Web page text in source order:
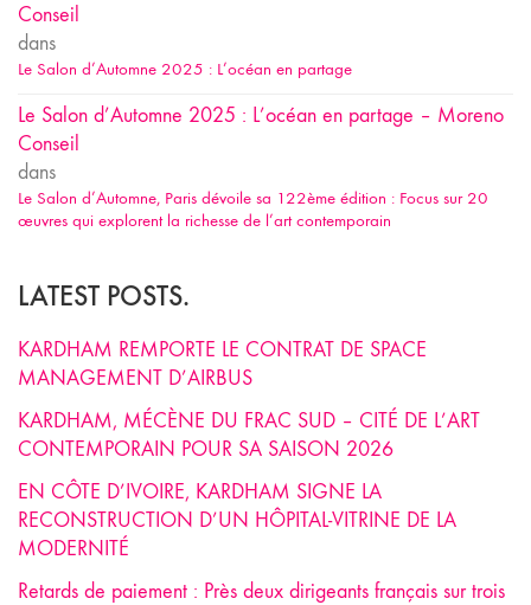
Conseil
dans
Le Salon d’Automne 2025 : L’océan en partage
Le Salon d’Automne 2025 : L’océan en partage – Moreno
Conseil
dans
Le Salon d’Automne, Paris dévoile sa 122ème édition : Focus sur 20
œuvres qui explorent la richesse de l’art contemporain
LATEST POSTS.
KARDHAM REMPORTE LE CONTRAT DE SPACE
MANAGEMENT D’AIRBUS
KARDHAM, MÉCÈNE DU FRAC SUD – CITÉ DE L’ART
CONTEMPORAIN POUR SA SAISON 2026
EN CÔTE D’IVOIRE, KARDHAM SIGNE LA
RECONSTRUCTION D’UN HÔPITAL-VITRINE DE LA
MODERNITÉ
Retards de paiement : Près deux dirigeants français sur trois